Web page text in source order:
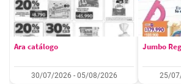
Ara catálogo
30/07/2026 - 05/08/2026
Jumbo
25/